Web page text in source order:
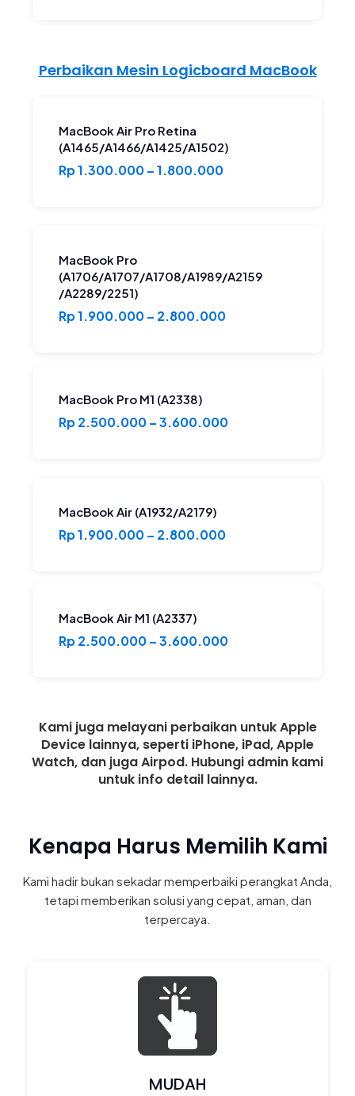
Perbaikan Mesin Logicboard MacBook
MacBook Air Pro Retina
(A1465/A1466/A1425/A1502)
Rp 1.300.000 – 1.800.000
MacBook Pro
(A1706/A1707/A1708/A1989/A2159
/A2289/2251)
Rp 1.900.000 – 2.800.000
MacBook Pro M1 (A2338)
Rp 2.500.000 – 3.600.000
MacBook Air (A1932/A2179)
Rp 1.900.000 – 2.800.000
MacBook Air M1 (A2337)
Rp 2.500.000 – 3.600.000
Kami juga melayani perbaikan untuk Apple
Device lainnya, seperti iPhone, iPad, Apple
Watch, dan juga Airpod. Hubungi admin kami
untuk info detail lainnya.
Kenapa Harus Memilih Kami
Kami hadir bukan sekadar memperbaiki perangkat Anda,
tetapi memberikan solusi yang cepat, aman, dan
terpercaya.
MUDAH